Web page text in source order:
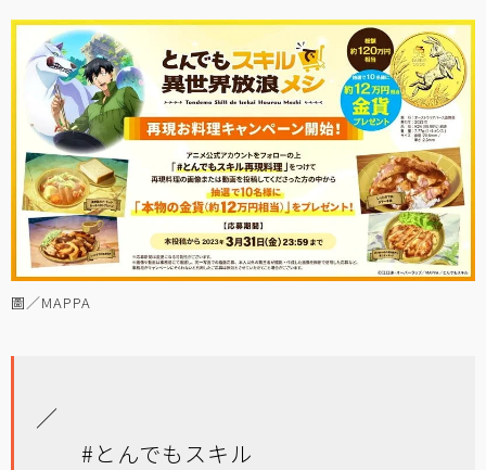
圖／MAPPA
／
#とんでもスキル